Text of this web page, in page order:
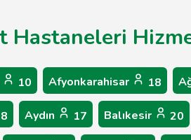
Hastaneleri
10 Afyonkarahisar 18
8 Aydın 17 Balıkesir 20